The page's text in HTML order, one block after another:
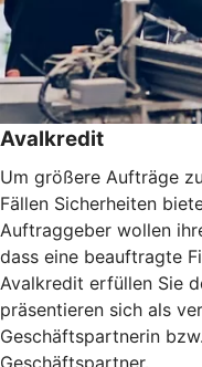
Avalkredit
Um größere Aufträge
Fällen Sicherheiten
Auftraggeber wollen
dass eine beauftragte
Avalkredit erfüllen Sie
präsentieren sich als
Geschäftspartnerin
Geschäftspartner.